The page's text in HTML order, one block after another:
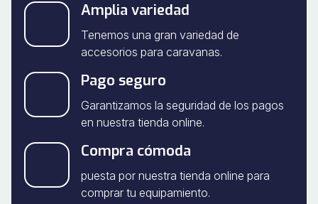
Amplia variedad
Tenemos una gran variedad de
accesorios para caravanas.
Pago seguro
Garantizamos la seguridad de los pagos
en nuestra tienda online.
Compra cómoda
puesta por nuestra tienda online para
comprar tu equipamiento.